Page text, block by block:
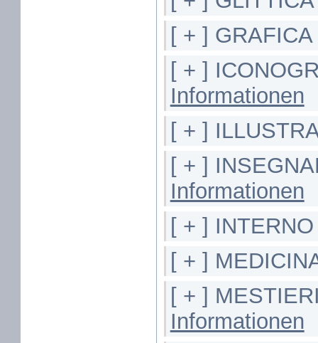
[ + ] GRAFICA
[ + ]
Informationen
[ + ]
[ + ]
Informationen
[ + ] INTERNO
[ + ]
[ + ]
Informationen